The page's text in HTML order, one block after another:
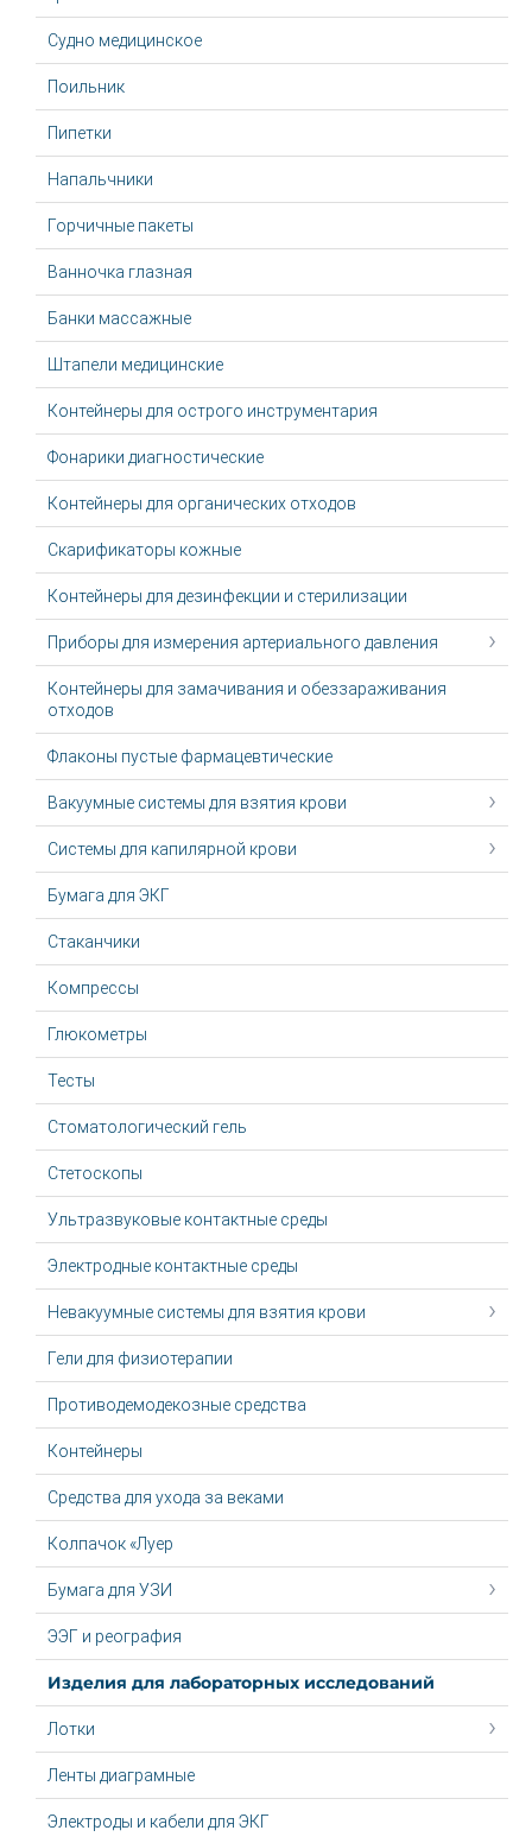
Судно медицинское
Поильник
Пипетки
Напальчники
Горчичные пакеты
Ванночка глазная
Банки массажные
Штапели медицинские
Контейнеры для острого инструментария
Фонарики диагностические
Контейнеры для органических отходов
Скарификаторы кожные
Контейнеры для дезинфекции и стерилизации
Приборы для измерения артериального давления
Контейнеры для замачивания и обеззараживания
отходов
Флаконы пустые фармацевтические
Вакуумные системы для взятия крови
Системы для капилярной крови
Бумага для ЭКГ
Стаканчики
Компрессы
Глюкометры
Тесты
Стоматологический гель
Стетоскопы
Ультразвуковые контактные среды
Электродные контактные среды
Невакуумные системы для взятия крови
Гели для физиотерапии
Противодемодекозные средства
Контейнеры
Средства для ухода за веками
Колпачок «Луер
Бумага для УЗИ
ЭЭГ и реография
Изделия для лабораторных исследований
Лотки
Ленты диаграмные
Электроды и кабели для ЭКГ